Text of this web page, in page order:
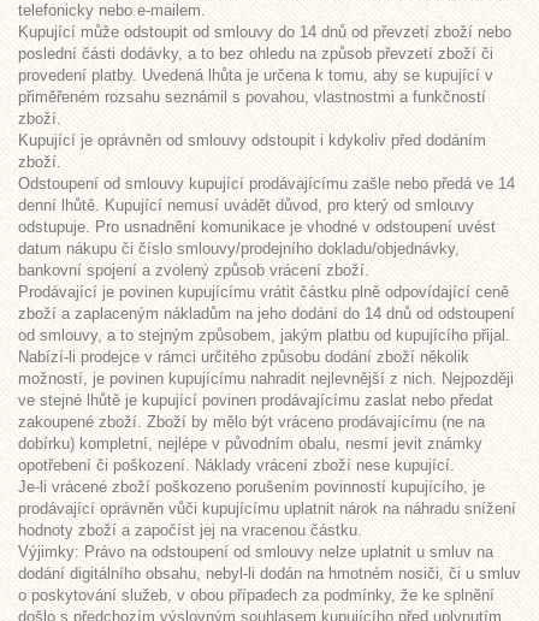
telefonicky nebo e-mailem.
Kupující může odstoupit od smlouvy do 14 dnů od převzetí zboží nebo
poslední části dodávky, a to bez ohledu na způsob převzetí zboží či
provedení platby. Uvedená lhůta je určena k tomu, aby se kupující v
přiměřeném rozsahu seznámil s povahou, vlastnostmi a funkčností
zboží.
Kupující je oprávněn od smlouvy odstoupit i kdykoliv před dodáním
zboží.
Odstoupení od smlouvy kupující prodávajícímu zašle nebo předá ve 14
denní lhůtě. Kupující nemusí uvádět důvod, pro který od smlouvy
odstupuje. Pro usnadnění komunikace je vhodné v odstoupení uvést
datum nákupu či číslo smlouvy/prodejního dokladu/objednávky,
bankovní spojení a zvolený způsob vrácení zboží.
Prodávající je povinen kupujícímu vrátit částku plně odpovídající ceně
zboží a zaplaceným nákladům na jeho dodání do 14 dnů od odstoupení
od smlouvy, a to stejným způsobem, jakým platbu od kupujícího přijal.
Nabízí-li prodejce v rámci určitého způsobu dodání zboží několik
možností, je povinen kupujícímu nahradit nejlevnější z nich. Nejpozději
ve stejné lhůtě je kupující povinen prodávajícímu zaslat nebo předat
zakoupené zboží. Zboží by mělo být vráceno prodávajícímu (ne na
dobírku) kompletní, nejlépe v původním obalu, nesmí jevit známky
opotřebení či poškození. Náklady vrácení zboží nese kupující.
Je-li vrácené zboží poškozeno porušením povinností kupujícího, je
prodávající oprávněn vůči kupujícímu uplatnit nárok na náhradu snížení
hodnoty zboží a započíst jej na vracenou částku.
Výjimky: Právo na odstoupení od smlouvy nelze uplatnit u smluv na
dodání digitálního obsahu, nebyl-li dodán na hmotném nosiči, či u smluv
o poskytování služeb, v obou případech za podmínky, že ke splnění
došlo s předchozím výslovným souhlasem kupujícího před uplynutím